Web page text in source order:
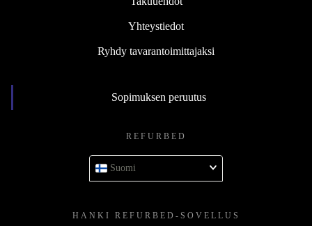
Yhteystiedot
Ryhdy tavarantoimittajaksi
Sopimuksen peruutus
REFURBED
Suomi
HANKI REFURBED-SOVELLUS